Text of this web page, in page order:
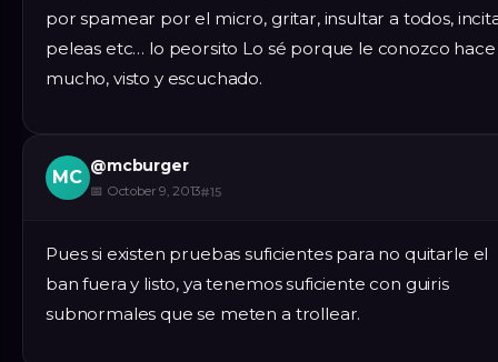
por spamear por el micro, gritar, insultar a todos,
peleas etc… lo peorsito Lo sé porque le conozco hace
mucho, visto y escuchado.
MC
@mcburger
📅 October 9, 2013#15
Pues si existen pruebas suficientes para no quitarle el
ban fuera y listo, ya tenemos suficiente con guiris
subnormales que se meten a trollear.